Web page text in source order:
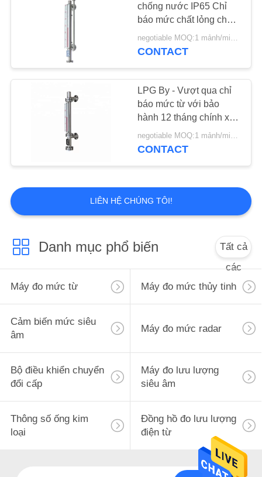
chống nước IP65 Chỉ
báo mức chất lỏng cho
xe tăng
negotiable MOQ:1 mảnh/miếng
CONTACT
LPG By - Vượt qua chỉ
báo mức từ với bảo
hành 12 tháng chính xác
negotiable MOQ:1 mảnh/miếng
CONTACT
LIÊN HỆ CHÚNG TÔI!
Danh mục phổ biến
Tất cả
các
Máy đo mức từ
Máy đo mức thủy tinh
Cảm biến mức siêu
âm
Máy đo mức radar
Bộ điều khiển chuyển
đổi cấp
Máy đo lưu lượng
siêu âm
Thông số ống kim
loại
Đồng hồ đo lưu lượng
điện từ